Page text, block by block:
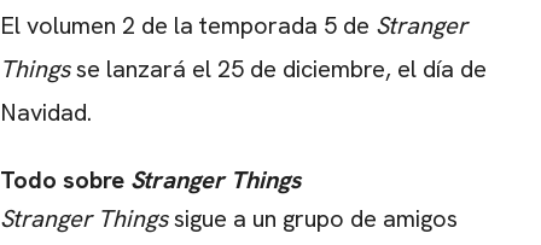
El volumen 2 de la temporada 5 de Stranger
Thingsse lanzará el 25 de diciembre, el día de
Navidad.
Todo sobre Stranger Things
Stranger Thingssigue a un grupo de amigos